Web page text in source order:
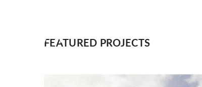
FEATURED PROJECTS